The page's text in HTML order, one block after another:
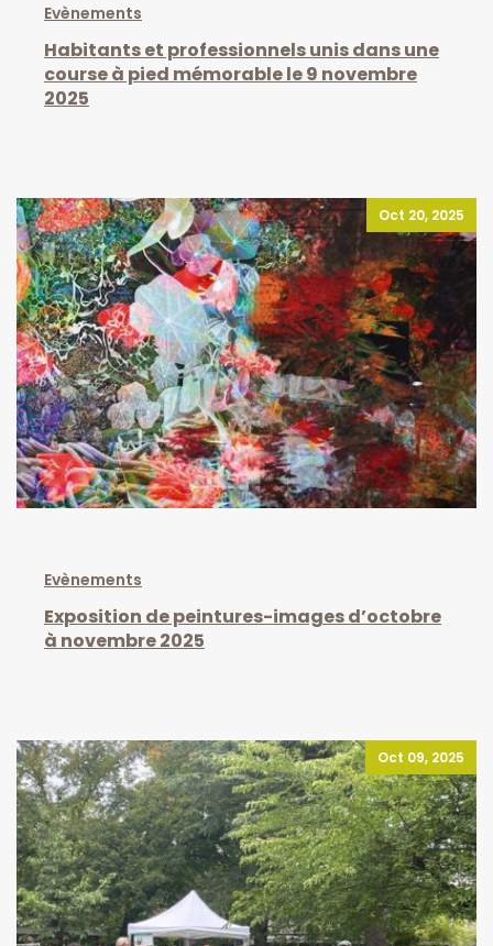
Evènements
Habitants et professionnels unis dans une
course à pied mémorable le 9 novembre
2025
Oct 20, 2025
Evènements
Exposition de peintures-images d’octobre
à novembre 2025
Oct 09, 2025